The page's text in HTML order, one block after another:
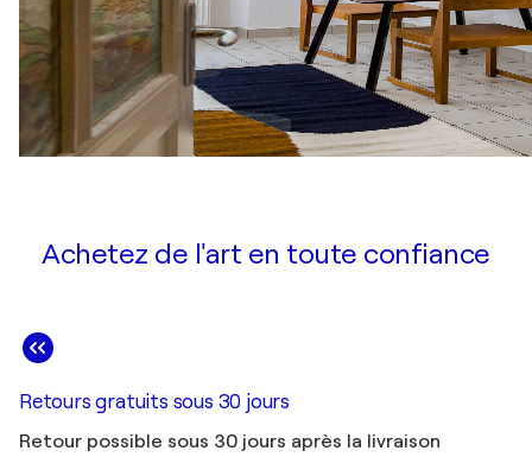
Achetez de l'art en toute confiance
Retours gratuits sous 30 jours
Retour possible sous 30 jours après la livraison